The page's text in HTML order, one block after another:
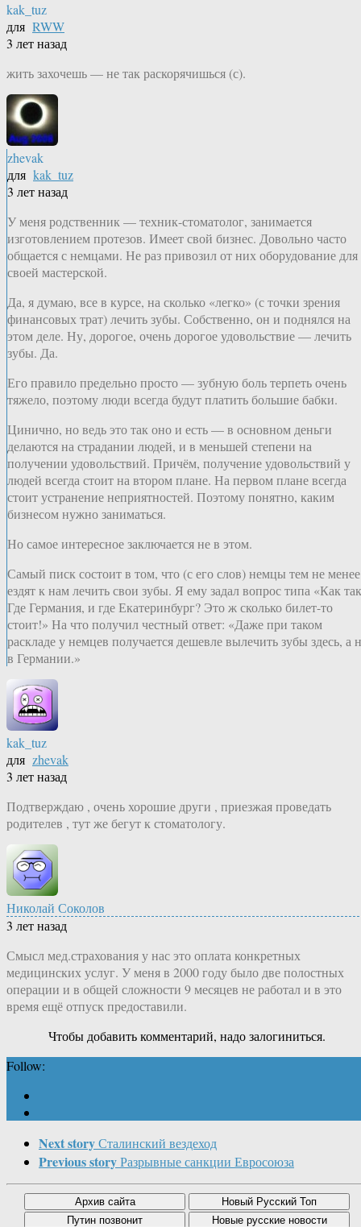
kak_tuz
для RWW
3 лет назад
жить захочешь — не так раскорячишься (с).
zhevak
для kak_tuz
3 лет назад
У меня родственник — техник-стоматолог, занимается
изготовлением протезов. Имеет свой бизнес. Довольно часто
общается с немцами. Не раз привозил от них оборудование для
своей мастерской.
Да, я думаю, все в курсе, на сколько «легко» (с точки зрения
финансовых трат) лечить зубы. Собственно, он и поднялся на
этом деле. Ну, дорогое, очень дорогое удовольствие — лечить
зубы. Да.
Его правило предельно просто — зубную боль терпеть очень
тяжело, поэтому люди всегда будут платить большие бабки.
Цинично, но ведь это так оно и есть — в основном деньги
делаются на страдании людей, и в меньшей степени на
получении удовольствий. Причём, получение удовольствий у
людей всегда стоит на втором плане. На первом плане всегда
стоит устранение неприятностей. Поэтому понятно, каким
бизнесом нужно заниматься.
Но самое интересное заключается не в этом.
Самый писк состоит в том, что (с его слов) немцы тем не менее
ездят к нам лечить свои зубы. Я ему задал вопрос типа «Как
Где Германия, и где Екатеринбург? Это ж сколько билет-то
стоит!» На что получил честный ответ: «Даже при таком
раскладе у немцев получается дешевле вылечить зубы здесь, а
в Германии.»
kak_tuz
для zhevak
3 лет назад
Подтверждаю , очень хорошие други , приезжая проведать
родителев , тут же бегут к стоматологу.
Николай Соколов
3 лет назад
Смысл мед.страхования у нас это оплата конкретных
медицинских услуг. У меня в 2000 году было две полостных
операции и в общей сложности 9 месяцев не работал и в это
время ещё отпуск предоставили.
Чтобы добавить комментарий, надо залогиниться.
Follow:
Next storyСталинский вездеход
Previous storyРазрывные санкции Евросоюза